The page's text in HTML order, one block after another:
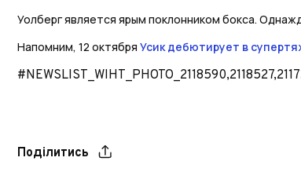
Уолберг является ярым поклонником бокса.
Напомним, 12 октября Усик дебютирует в
Поділитись